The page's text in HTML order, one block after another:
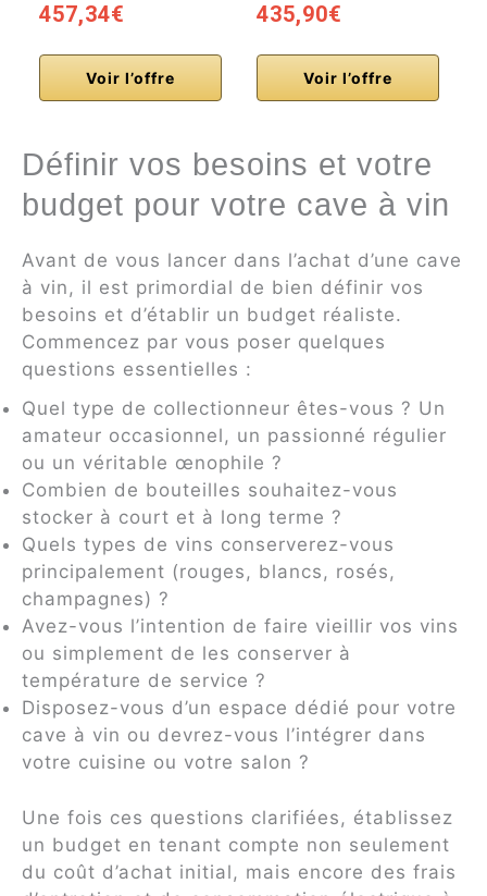
457,34€
Voir l’offre
435,90€
Voir l’offre
Définir vos besoins et votre
budget pour votre cave à vin
Avant de vous lancer dans l’achat d’une cave
à vin, il est primordial de bien définir vos
besoins et d’établir un budget réaliste.
Commencez par vous poser quelques
questions essentielles :
Quel type de collectionneur êtes-vous ? Un
amateur occasionnel, un passionné régulier
ou un véritable œnophile ?
Combien de bouteilles souhaitez-vous
stocker à court et à long terme ?
Quels types de vins conserverez-vous
principalement (rouges, blancs, rosés,
champagnes) ?
Avez-vous l’intention de faire vieillir vos vins
ou simplement de les conserver à
température de service ?
Disposez-vous d’un espace dédié pour votre
cave à vin ou devrez-vous l’intégrer dans
votre cuisine ou votre salon ?
Une fois ces questions clarifiées, établissez
un budget en tenant compte non seulement
du coût d’achat initial, mais encore des frais